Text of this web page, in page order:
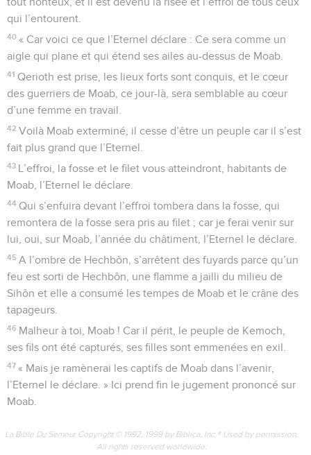
qui l’entourent.
40 « Car voici ce que l’Eternel déclare : Ce sera comme un
aigle qui plane et qui étend ses ailes au-dessus de Moab.
41 Qerioth est prise, les lieux forts sont conquis, et le cœur
des guerriers de Moab, ce jour-là, sera semblable au cœur
d’une femme en travail.
42 Voilà Moab exterminé, il cesse d’être un peuple car il s’est
fait plus grand que l’Eternel.
43 L’effroi, la fosse et le filet vous atteindront, habitants de
Moab, l’Eternel le déclare.
44 Qui s’enfuira devant l’effroi tombera dans la fosse, qui
remontera de la fosse sera pris au filet ; car je ferai venir sur
lui, oui, sur Moab, l’année du châtiment, l’Eternel le déclare.
45 A l’ombre de Hechbôn, s’arrêtent des fuyards parce qu’un
feu est sorti de Hechbôn, une flamme a jailli du milieu de
Sihôn et elle a consumé les tempes de Moab et le crâne des
tapageurs.
46 Malheur à toi, Moab ! Car il périt, le peuple de Kemoch,
ses fils ont été capturés, ses filles sont emmenées en exil.
47 « Mais je ramènerai les captifs de Moab dans l’avenir,
l’Eternel le déclare. » Ici prend fin le jugement prononcé sur
Moab.
La Bible Du Semeur Copyright © 1992, 1999 by Biblica, Inc.® Used by permission.
All rights reserved worldwide.